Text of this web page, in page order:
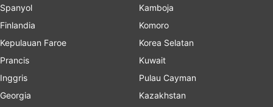
Spanyol
Finlandia
Kepulauan Faroe
Prancis
Inggris
Georgia
Kamboja
Komoro
Korea Selatan
Kuwait
Pulau Cayman
Kazakhstan